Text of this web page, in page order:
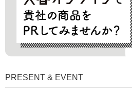
PRESENT & EVENT